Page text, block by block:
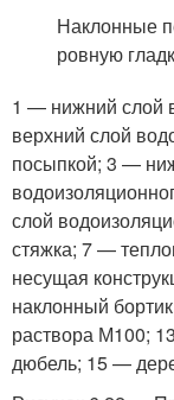
Наклонные
ровную
1 — нижний слой
верхний слой
посыпкой; 3 —
слой
стяжка; 7 —
несущая
наклонный
раствора М100;
дюбель; 15 —